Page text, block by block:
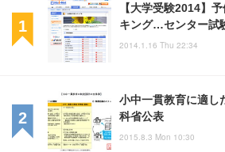
【大学受験2014】
キング…センター試
2014.1.16 Thu 22:34
小中一貫教育に適し
科省公表
2015.8.3 Mon 10:30